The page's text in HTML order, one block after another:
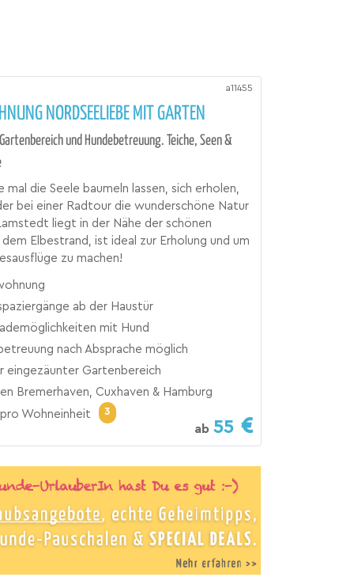
a11455
NORDSEELIEBE MIT GARTEN
und Hundebetreuung. Teiche, Seen &
mal die Seele baumeln lassen, sich erholen,
bei einer Radtour die wunderschöne Natur
liegt in der Nähe der schönen
Elbestrand, ist ideal zur Erholung und um
zu machen!
ab der Haustür
mit Hund
nach Absprache möglich
eingezäunter Gartenbereich
Bremerhaven, Cuxhaven & Hamburg
Wohneinheit
3
ab 55